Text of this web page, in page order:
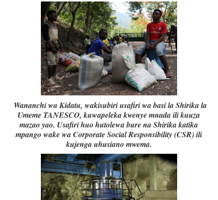
Wananchi wa Kidatu, wakisubiri usafiri wa basi la Shirika la
Umeme TANESCO, kuwapeleka kwenye mnada ili kuuza
mazao yao. Usafiri huo hutolewa bure na Shirika katika
mpango wake wa Corporate Social Responsibility (CSR) ili
kujenga uhusiano mwema.